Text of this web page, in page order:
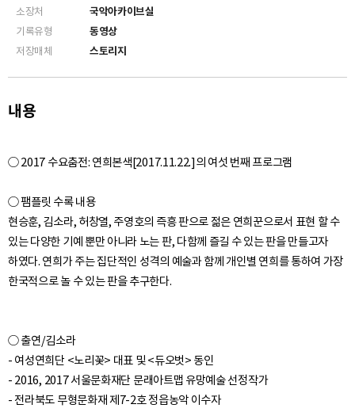
소장처
국악아카이브실
기록유형
동영상
저장매체
스토리지
내용
○ 2017 수요춤전: 연희본색[2017.11.22.]의 여섯 번째 프로그램
○ 팸플릿 수록 내용
현승훈, 김소라, 허창열, 주영호의 즉흥 판으로 젊은 연희꾼으로서 표현 할 수
있는 다양한 기예 뿐만 아니라 노는 판, 다함께 즐길 수 있는 판을 만들고자
하였다. 연희가 주는 집단적인 성격의 예술과 함께 개인별 연희를 통하여 가장
○ 출연/김소라
- 여성연희단 <노리꽃> 대표 및 <듀오벗> 동인
- 2016, 2017 서울문화재단 문래아트맵 유망예술 선정작가
- 전라북도 무형문화재 제7-2호 정읍농악 이수자